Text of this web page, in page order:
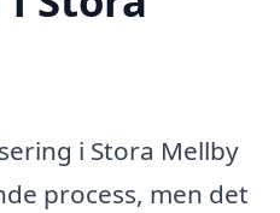
i Stora Mellby
process, men det